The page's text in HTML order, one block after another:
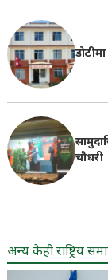
चौधरी
अन्य केही राष्ट्रिय